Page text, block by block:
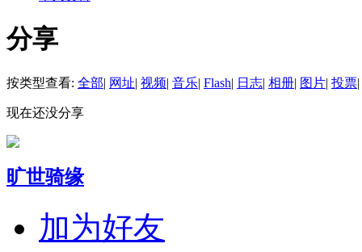
分享
按类型查看: 全部| 网址| 视频| 音乐| Flash| 日志| 相册| 图片| 投票|
现在还没分享
旷世骑缘
加为好友